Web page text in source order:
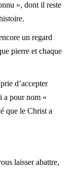
», dont il reste
un regard
pierre et chaque
d’accepter
a pour nom «
que le Christ a
laisser abattre,